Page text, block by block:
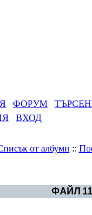
ФОРУМ
ВХОД
от албуми ::
ФАЙЛ